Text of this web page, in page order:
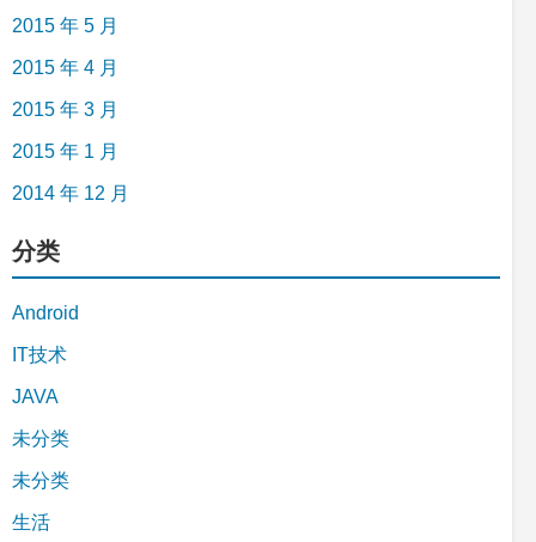
2015 年 5 月
2015 年 4 月
2015 年 3 月
2015 年 1 月
2014 年 12 月
分类
Android
IT技术
JAVA
未分类
未分类
生活